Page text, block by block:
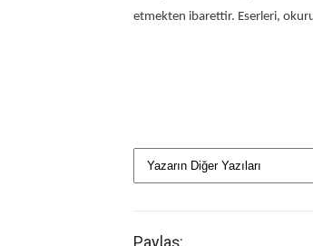
etmekten ibarettir. Eserleri,
Paylaş: